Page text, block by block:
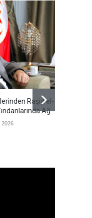
Raşid el-
Ağır
2026